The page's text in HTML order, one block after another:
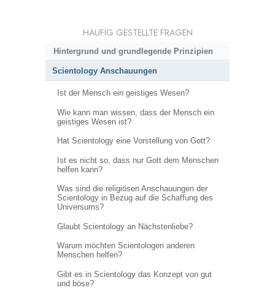
HÄUFIG GESTELLTE FRAGEN
Hintergrund und grundlegende Prinzipien
Scientology Anschauungen
Ist der Mensch ein geistiges Wesen?
Wie kann man wissen, dass der Mensch ein
geistiges Wesen ist?
Hat Scientology eine Vorstellung von Gott?
Ist es nicht so, dass nur Gott dem Menschen
helfen kann?
Was sind die religiösen Anschauungen der
Scientology in Bezug auf die Schaffung des
Universums?
Glaubt Scientology an Nächstenliebe?
Warum möchten Scientologen anderen
Menschen helfen?
Gibt es in Scientology das Konzept von gut
und böse?